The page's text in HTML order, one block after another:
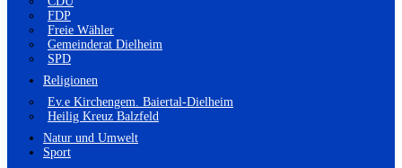
FDP
Freie Wähler
Gemeinderat Dielheim
SPD
Religionen
Ev.e Kirchengem. Baiertal-Dielheim
Heilig Kreuz Balzfeld
Natur und Umwelt
Sport